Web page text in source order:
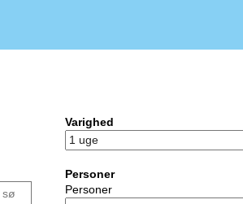
sø
Varighed
Personer
Personer